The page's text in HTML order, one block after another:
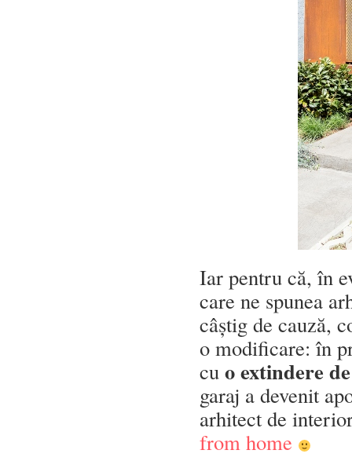
Iar pentru că, în
care ne spunea
câștig de cauză,
o modificare: în
cu o extindere
garaj a devenit
arhitect de
from home